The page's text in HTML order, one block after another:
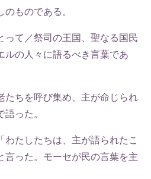
のものである。
って／祭司の王国、聖なる国民
ルの人々に語るべき言葉であ
たちを呼び集め、主が命じられ
った。
わたしたちは、主が語られたこ
言った。モーセが民の言葉を主